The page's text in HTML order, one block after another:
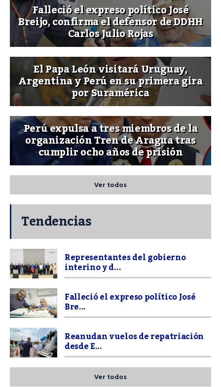
Falleció el expreso político José
Breijo, confirma el defensor de DDHH
Carlos Julio Rojas
El Papa León visitará Uruguay,
Argentina y Perú en su primera gira
por Suramérica
Perú expulsa a tres miembros de la
organización Tren de Aragua tras
cumplir ocho años de prisión
Ver todos
Tendencias
Representantes del gobierno
interino y d...
Falleció el expreso político José
Bre...
Reanudan vuelos de repatriación
desde E...
Ver todos